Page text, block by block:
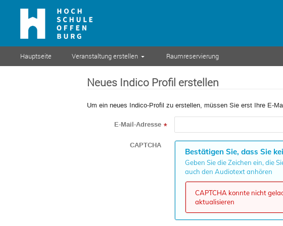
Hauptseite Veranstaltung erstellen Raumreservierung
Neues Indico Profil erstellen
Um ein neues Indico-Profil zu erstellen, müssen Sie erst Ihre E-
E-Mail-Adresse *
CAPTCHA
Bestätigen Sie, dass Sie
Geben Sie die Zeichen ein, die
auch den Audiotext anhören
CAPTCHA konnte nicht
aktualisieren